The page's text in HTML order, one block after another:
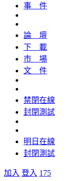
事 件
論 壇
下 載
市 場
文 件
禁閉在線
封閉測試
明日在線
封閉測試
加入 登入 175